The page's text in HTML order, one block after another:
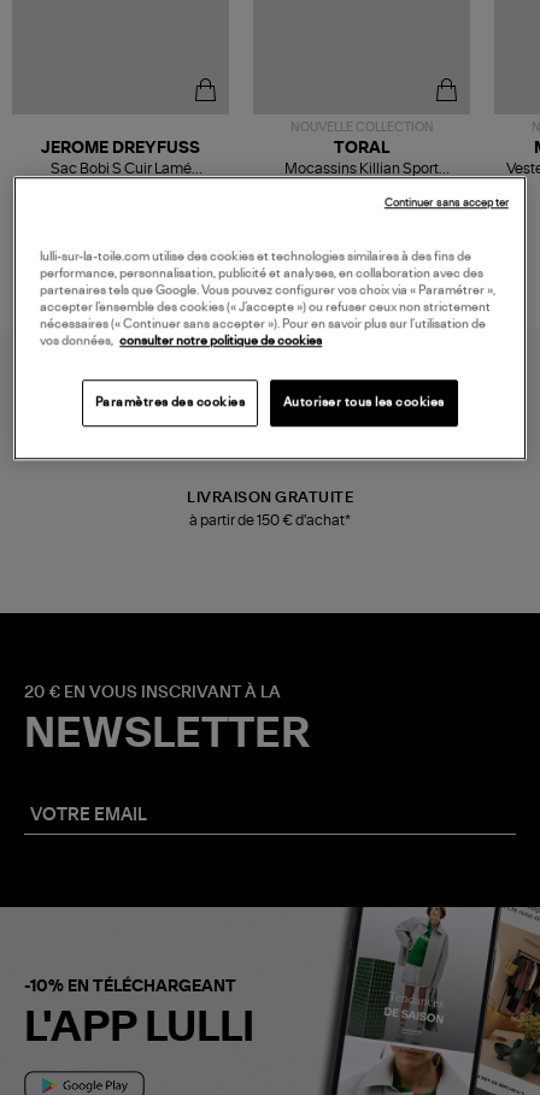
JEROME DREYFUSS
Sac Bobi S Cuir Lamé
NOUVELLE COLLECTION
TORAL
Mocassins Killian Sport
LIVRAISON GRATUITE
à partir de 150 € d'achat*
20 € EN VOUS INSCRIVANT À LA
NEWSLETTER
-10% EN TÉLÉCHARGEANT
L'APP LULLI
lulli-sur-la-toile.com utilise des cookies et technologies similaires à des fins de
performance, personnalisation, publicité et analyses, en collaboration avec des
partenaires tels que Google. Vous pouvez configurer vos choix via « Paramétrer »,
accepter l’ensemble des cookies (« J’accepte ») ou refuser ceux non strictement
nécessaires (« Continuer sans accepter »). Pour en savoir plus sur l’utilisation de
vos données,
consulter notre politique de cookies
Paramètres des cookies Autoriser tous les cookies
Continuer sans accepter